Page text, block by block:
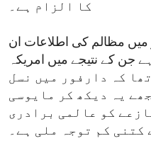
کا الزام ہے۔
میں مظالم کی اطلاعات ان
جن کے نتیجے میں امریکہ
کیا تھا کہ دارفور میں نسل
یہ دیکھ کر مایوسی
کو عالمی برادری
کتنی کم توجہ ملی ہے۔